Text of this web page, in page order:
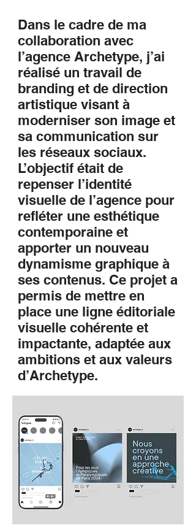
Dans le cadre de ma
collaboration avec
l’agence Archetype, j’ai
réalisé un travail de
branding et de direction
artistique visant à
moderniser son image et
sa communication sur
les réseaux sociaux.
L’objectif était de
repenser l’identité
visuelle de l’agence pour
refléter une esthétique
contemporaine et
apporter un nouveau
dynamisme graphique à
ses contenus. Ce projet a
permis de mettre en
place une ligne éditoriale
visuelle cohérente et
impactante, adaptée aux
ambitions et aux valeurs
d’Archetype.